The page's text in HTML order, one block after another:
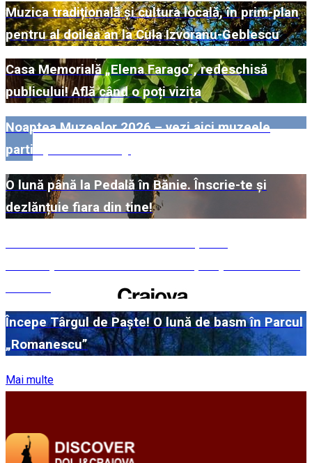
Muzica tradițională și cultura locală, în prim-plan
pentru al doilea an la Cula Izvoranu-Geblescu
Casa Memorială „Elena Farago”, redeschisă
publicului! Află când o poți vizita
Noaptea Muzeelor 2026 – vezi aici muzeele
participante din Dolj!
O lună până la Pedală în Bănie. Înscrie-te și
dezlănțuie fiara din tine!
Începe Târgul de Paște! O lună de basm în Parcul
„Romanescu”
Mai multe